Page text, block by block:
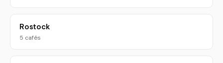
Rostock
5 cafés